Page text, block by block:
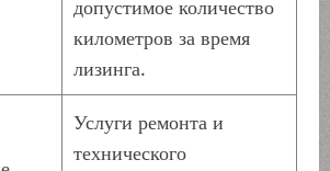
допустимое количество
километров за время
лизинга.
Услуги ремонта и
технического